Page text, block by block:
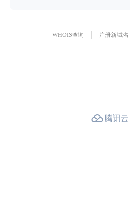
WHOIS查询 注册新域名